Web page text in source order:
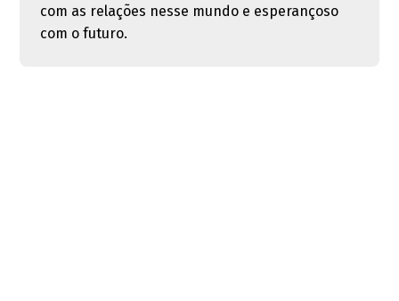
com as relações nesse mundo e esperançoso
com o futuro.